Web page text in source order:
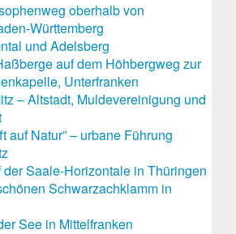
oberhalb von
Württemberg
und Adelsberg
auf dem Höhbergweg zur
Unterfranken
– Altstadt, Muldevereinigung und
auf Natur” – urbane Führung
der Saale-Horizontale in Thüringen
Schwarzachklamm in
See in Mittelfranken